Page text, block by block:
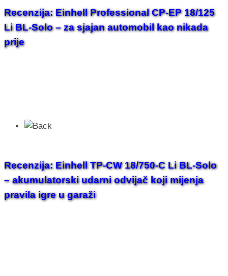
Recenzija: Einhell Professional CP-EP 18/125
Li BL-Solo – za sjajan automobil kao nikada
prije
Recenzija: Einhell TP-CW 18/750-C Li BL-Solo
– akumulatorski udarni odvijač koji mijenja
pravila igre u garaži